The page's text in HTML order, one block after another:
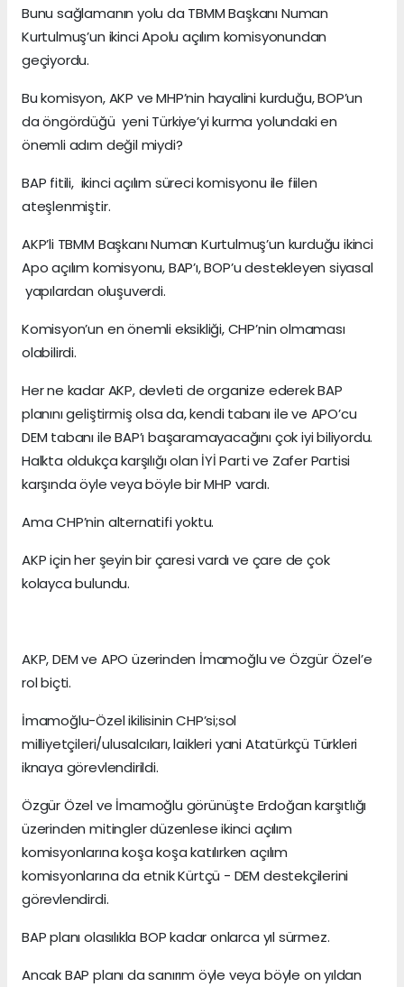
Bunu sağlamanın yolu da TBMM Başkanı Numan
Kurtulmuş’un ikinci Apolu açılım komisyonundan
geçiyordu.
Bu komisyon, AKP ve MHP’nin hayalini kurduğu, BOP’un
da öngördüğü yeni Türkiye’yi kurma yolundaki en
önemli adım değil miydi?
BAP fitili, ikinci açılım süreci komisyonu ile fiilen
ateşlenmiştir.
AKP’li TBMM Başkanı Numan Kurtulmuş’un kurduğu ikinci
Apo açılım komisyonu, BAP’ı, BOP’u destekleyen siyasal
yapılardan oluşuverdi.
Komisyon’un en önemli eksikliği, CHP’nin olmaması
olabilirdi.
Her ne kadar AKP, devleti de organize ederek BAP
planını geliştirmiş olsa da, kendi tabanı ile ve APO’cu
DEM tabanı ile BAP’ı başaramayacağını çok iyi biliyordu.
Halkta oldukça karşılığı olan İYİ Parti ve Zafer Partisi
karşında öyle veya böyle bir MHP vardı.
Ama CHP’nin alternatifi yoktu.
AKP için her şeyin bir çaresi vardı ve çare de çok
kolayca bulundu.
AKP, DEM ve APO üzerinden İmamoğlu ve Özgür Özel’e
rol biçti.
İmamoğlu-Özel ikilisinin CHP’si;sol
milliyetçileri/ulusalcıları, laikleri yani Atatürkçü Türkleri
iknaya görevlendirildi.
Özgür Özel ve İmamoğlu görünüşte Erdoğan karşıtlığı
üzerinden mitingler düzenlese ikinci açılım
komisyonlarına koşa koşa katılırken açılım
komisyonlarına da etnik Kürtçü - DEM destekçilerini
görevlendirdi.
BAP planı olasılıkla BOP kadar onlarca yıl sürmez.
Ancak BAP planı da sanırım öyle veya böyle on yıldan